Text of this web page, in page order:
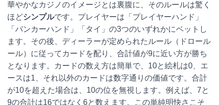
華やかなカジノのイメージとは裏腹に、そのルールは驚く
ほどシンプルです。プレイヤーは「プレイヤーハンド」
「バンカーハンド」「タイ」の3つのいずれかにベットし
ます。その後、ディーラーが定められたルール（ドロール
ール）に従ってカードを配り、合計値が9に近い方が勝ち
となります。カードの数え方は簡単で、10と絵札は0、エ
ースは1、それ以外のカードは数字通りの価値です。合計
が10を超えた場合は、10の位を無視します。例えば、7と
9の合計は16ではなく6と数えます。この単純明快さこそ